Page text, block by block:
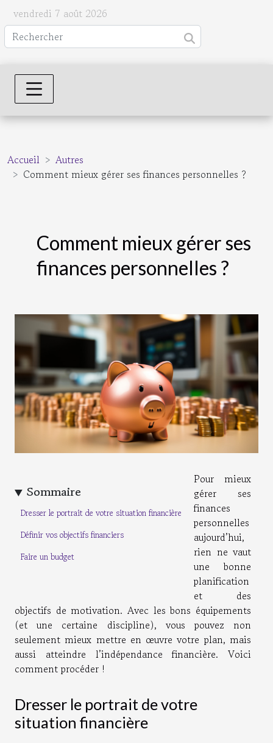
vendredi 7 août 2026
Accueil
Autres
Comment mieux gérer ses finances personnelles ?
Comment mieux gérer ses
finances personnelles ?
Sommaire
Dresser le portrait de votre situation financière
Définir vos objectifs financiers
Faire un budget
Pour mieux
gérer ses
finances
personnelles
aujourd’hui,
rien ne vaut
une bonne
planification
et des
objectifs de motivation. Avec les bons équipements
(et une certaine discipline), vous pouvez non
seulement mieux mettre en œuvre votre plan, mais
aussi atteindre l’indépendance financière. Voici
comment procéder !
Dresser le portrait de votre
situation financière